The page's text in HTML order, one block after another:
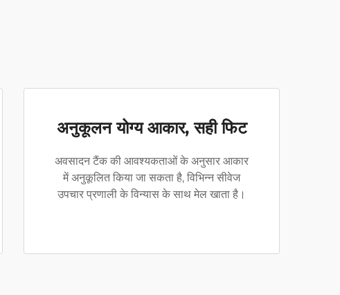
अनुकूलन योग्य आकार, सही फिट
अवसादन टैंक की आवश्यकताओं के अनुसार आकार
में अनुकूलित किया जा सकता है, विभिन्न सीवेज
उपचार प्रणाली के विन्यास के साथ मेल खाता है।